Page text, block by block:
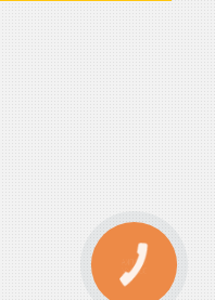
КНОПКА
ЗВ'ЯЗКУ